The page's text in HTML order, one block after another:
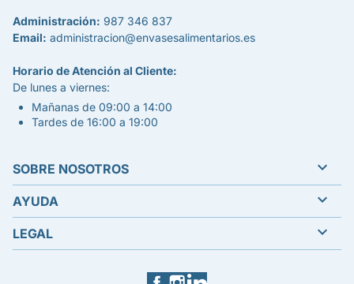
Administración: 987 346 837
Email: administracion@envasesalimentarios.es
Horario de Atención al Cliente:
De lunes a viernes:
Mañanas de 09:00 a 14:00
Tardes de 16:00 a 19:00
SOBRE NOSOTROS 
AYUDA 
LEGAL 